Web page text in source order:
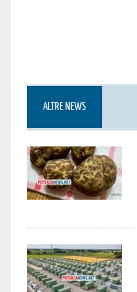
ALTRE NEWS